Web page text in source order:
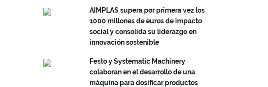
AIMPLAS supera por primera vez los
1000 millones de euros de impacto
social y consolida su liderazgo en
innovación sostenible
Festo y Systematic Machinery
colaboran en el desarrollo de una
máquina para dosificar productos